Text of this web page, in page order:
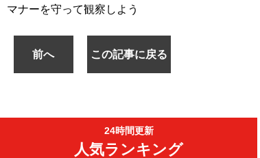
マナーを守って観察しよう
前へ この記事に戻る
24時間更新
人気ランキング